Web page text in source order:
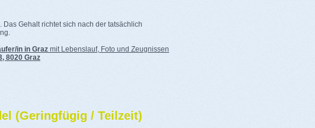
Gehalt richtet sich nach der tatsächlich
in in Graz mit Lebenslauf, Foto und Zeugnissen
8020 Graz
(Geringfügig / Teilzeit)